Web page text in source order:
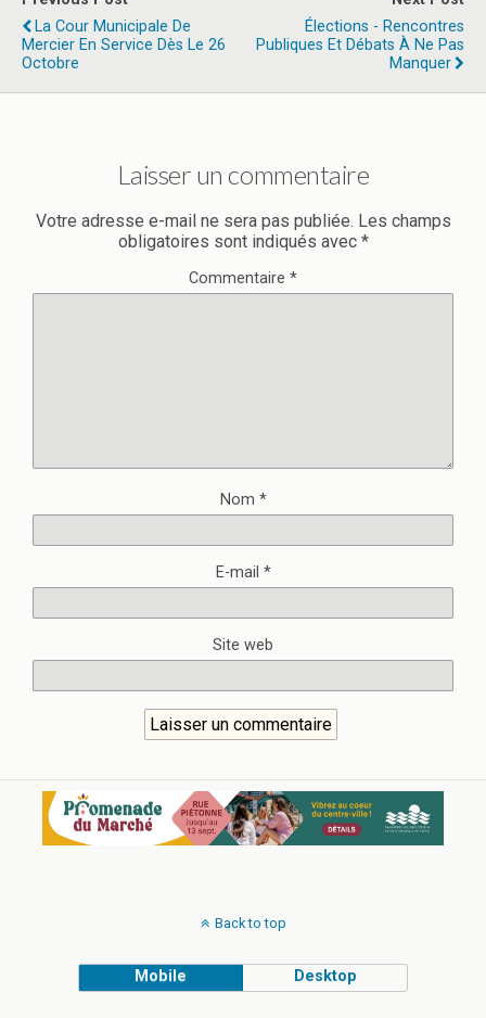
La Cour Municipale De
Mercier En Service Dès Le 26
Octobre
Élections - Rencontres
Publiques Et Débats À Ne Pas
Manquer
Laisser un commentaire
Votre adresse e-mail ne sera pas publiée. Les champs
obligatoires sont indiqués avec *
Commentaire *
Nom *
E-mail *
Site web
Back to top
Mobile Desktop